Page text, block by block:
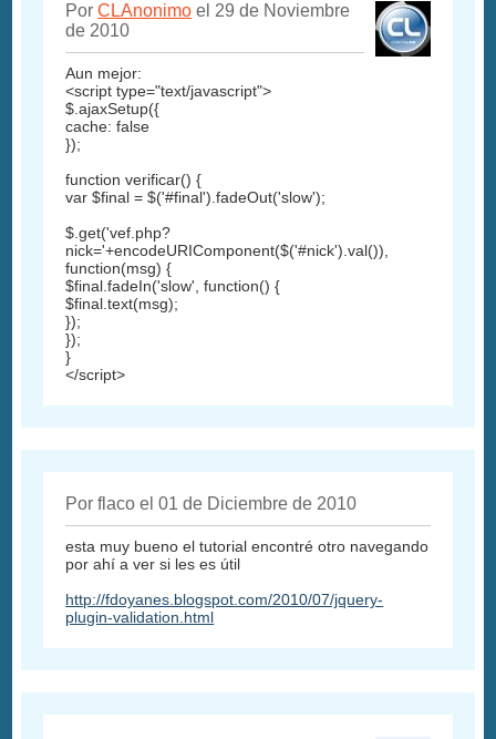
PorCLAnonimo el 29 de Noviembre
de 2010
Aun mejor:
<script type="text/javascript">
$.ajaxSetup({
cache: false
});
function verificar() {
var $final = $('#final').fadeOut('slow');
$.get('vef.php?
nick='+encodeURIComponent($('#nick').val()),
function(msg) {
$final.fadeIn('slow', function() {
$final.text(msg);
});
});
}
</script>
Por flaco el 01 de Diciembre de 2010
esta muy bueno el tutorial encontré otro navegando
por ahí a ver si les es útil
http://fdoyanes.blogspot.com/2010/07/jquery-
plugin-validation.html